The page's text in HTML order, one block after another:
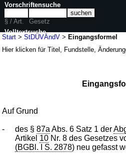
Start >StDÜVÄndV >Eingangsformel
Hier klicken fürTitel, Fundstelle,
k.a.Abk.)
1 Änderung
Auf Grund
- des §87a Abs. 6 Satz 1 der
Artikel 10 Nr. 8 des Gesetzes
(BGBl. I S. 2878) neu gefasst
Vorschriftensuche
§ / Art.
Gesetz
Volltextsuche
nur in StDÜVÄndV